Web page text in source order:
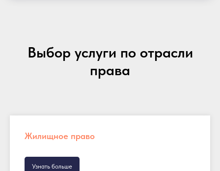
Выбор услуги по отрасли
права
Жилищное право
Узнать больше